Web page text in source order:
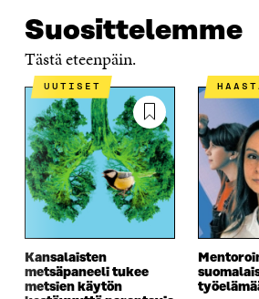
Suosittelemme
Tästä eteenpäin.
UUTISET
Kansalaisten
metsäpaneeli tukee
metsien käytön